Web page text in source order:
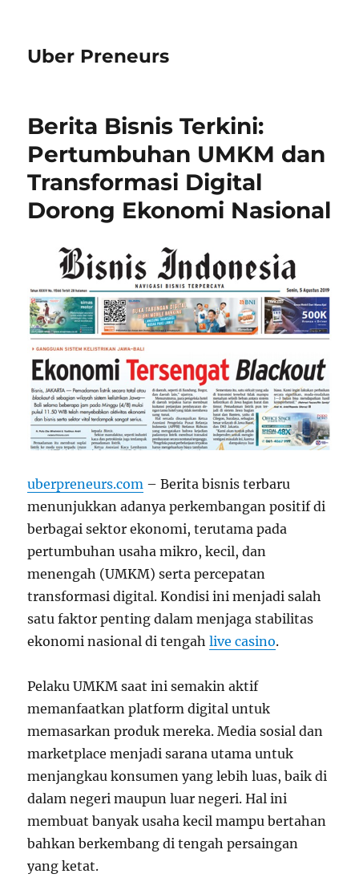
Uber Preneurs
Berita Bisnis Terkini:
Pertumbuhan UMKM dan
Transformasi Digital
Dorong Ekonomi Nasional
uberpreneurs.com – Berita bisnis terbaru
menunjukkan adanya perkembangan positif di
berbagai sektor ekonomi, terutama pada
pertumbuhan usaha mikro, kecil, dan
menengah (UMKM) serta percepatan
transformasi digital. Kondisi ini menjadi salah
satu faktor penting dalam menjaga stabilitas
ekonomi nasional di tengahlive casino.
Pelaku UMKM saat ini semakin aktif
memanfaatkan platform digital untuk
memasarkan produk mereka. Media sosial dan
marketplace menjadi sarana utama untuk
menjangkau konsumen yang lebih luas, baik di
dalam negeri maupun luar negeri. Hal ini
membuat banyak usaha kecil mampu bertahan
bahkan berkembang di tengah persaingan
yang ketat.